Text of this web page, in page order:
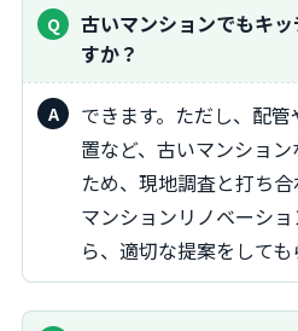
古いマンションでもキッチンリフォームできま
すか？
できます。ただし、配管や電気容量、梁や柱の位
置など、古いマンショ
ため、現地調査と打ち
マンションリノベーシ
ら、適切な提案をしても